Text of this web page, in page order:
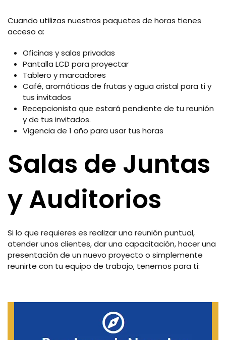
Cuando utilizas nuestros paquetes de horas tienes
acceso a:
Oficinas y salas privadas
Pantalla LCD para proyectar
Tablero y marcadores
Café, aromáticas de frutas y agua cristal para ti y
tus invitados
Recepcionista que estará pendiente de tu reunión
y de tus invitados.
Vigencia de 1 año para usar tus horas
Salas de Juntas
y Auditorios
Si lo que requieres es realizar una reunión puntual,
atender unos clientes, dar una capacitación, hacer una
presentación de un nuevo proyecto o simplemente
reunirte con tu equipo de trabajo, tenemos para ti: